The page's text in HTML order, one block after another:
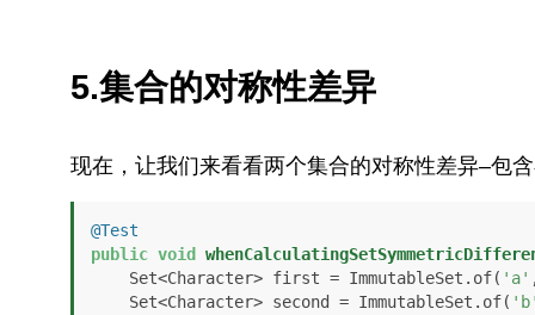
5.集合的对称性差异
现在，让我们来看看两个集合的对称性差异–包
@Test
public void
    Set<Character> first = ImmutableSet.of(
'a'
    Set<Character> second = ImmutableSet.of(